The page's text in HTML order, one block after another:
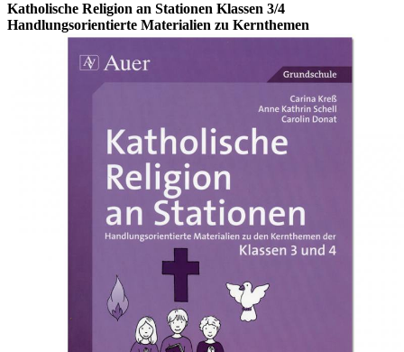
Katholische Religion an Stationen Klassen 3/4
Handlungsorientierte Materialien zu Kernthemen